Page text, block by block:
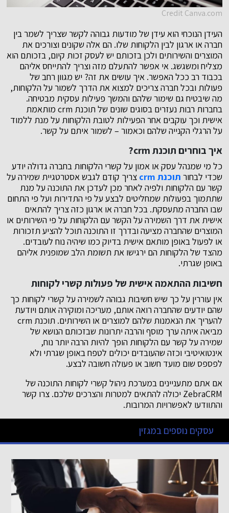
Credit Canva.com
העידן הנוכחי הוא עידן של מודעות גבוהה לקשר שצריך לשמר בין
חברה או ארגון לבין הלקוחות שלו. הם אלה שקונים וצורכים את
המוצרים והשירותים ולכן בזכותם יש לעסק זכות קיום, בזכותם הוא
מצליח ומשגשג. אי אפשר להתעלם מזה וצריך להתייחס אליהם
בכבוד רב ככל האפשר. איך עושים את זה? יש מגוון רחב של
פעולות ובכל חברה צריכים למצוא את הדרך לשמור על הלקוחות,
מה שיבטיח גם שימור שלהם והמשך פעילות עסקית מבטיחה.
בחברות רבות נעזרים בסוגים שונים של תוכנת crm מותאמת
אישית וכך עוקבים אחר הפעילות לטובת הלקוחות על מנת ללמוד
על הרגלי הקנייה שלהם וכאמור – לשמור איתם על קשר.
איך בוחרים תוכנתcrm
?
כל מי שמנהל עסק או אמון על קשרי הלקוחות בחברה גדולה יודע
שכדי לבחור תוכנת crm צריך קודם לגבש אסטרטגיית שמירה על
קשר עם הלקוחות ולפיה לאחר מכן לעדכן את התוכנה על מנת
שתתמוך בפעולות שמחליטים לבצע על פי התדירות ועל פי התחום
שבו החברה מתעסקת. בכל חברה או ארגון כזה צריך להתאים
אישית את דרך השמירה על הקשר עם הלקוחות על פי השירותים או
המוצרים שהחברה מציעה ובדרך זו התוכנה תוכל להציע תזכורות
או לפעול באופן מותאם אישית בדיוק כמו שיהיה נוח לעובדים.
מהצד של הלקוחות הם ירגישו את תשומת הלב שמופנית אליהם
באופן שגרתי.
חשיבות ההתאמה אישית של פעולות קשרי לקוחות
אין עוררין על כך שיש חשיבות גבוהה לשמירה על קשרי לקוחות כך
שהם יודעים שהחברה רואה אותם, מעריכה ומוקירה אותם ויודעת
להעריך את הנאמנות שלהם למוצרים או השירותים. תוכנת crm
מביאה איתה ערך מוסף והרבה יתרונות שבזכותם הנושא של
שמירה על קשר עם הלקוחות הופך להיות הרבה יותר נוח,
אינטואיטיבי וכזה שהעובדים יכולים לטפח באופן שגרתי ולא
לפספס שום מועד חשוב או פעולה חשובה לבצע.
אם אתם מתעניינים במערכת ניהול קשרי לקוחות התוכנה של
ZebraCRM יכולה להתאים למטרות והצרכים שלכם. צרו קשר
והתוודעו לאפשרויות המרובות.
עסקים נוספים במגזין